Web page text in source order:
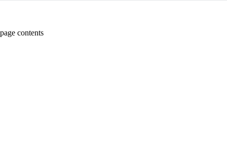
page contents